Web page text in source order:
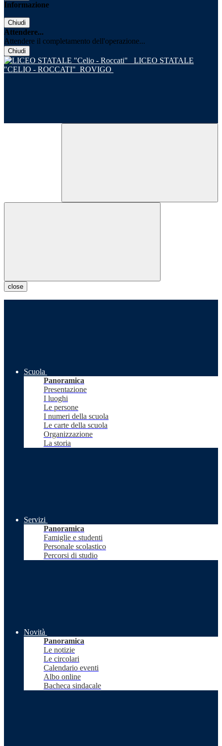
Informazione
Chiudi
Attendere...
Attendere il completamento dell'operazione...
Chiudi
LICEO STATALE
"CELIO - ROCCATI" ROVIGO
close
Scuola
Panoramica
Presentazione
I luoghi
Le persone
I numeri della scuola
Le carte della scuola
Organizzazione
La storia
Servizi
Panoramica
Famiglie e studenti
Personale scolastico
Percorsi di studio
Novità
Panoramica
Le notizie
Le circolari
Calendario eventi
Albo online
Bacheca sindacale